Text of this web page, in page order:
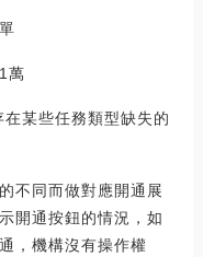
萬
某些任務類型缺失的
不同而做對應開通展
開通按鈕的情況，如
，機構沒有操作權